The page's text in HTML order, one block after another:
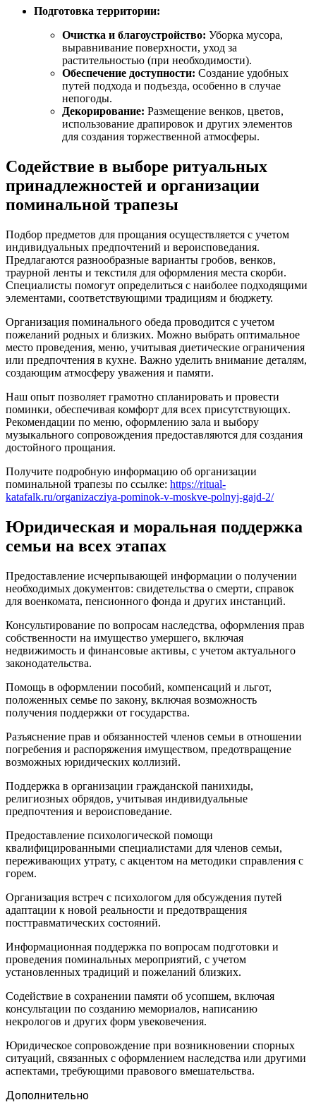
Подготовка территории:
Очистка и благоустройство: Уборка мусора,
выравнивание поверхности, уход за
растительностью (при необходимости).
Обеспечение доступности: Создание удобных
путей подхода и подъезда, особенно в случае
непогоды.
Декорирование: Размещение венков, цветов,
использование драпировок и других элементов
для создания торжественной атмосферы.
Содействие в выборе ритуальных
принадлежностей и организации
поминальной трапезы
Подбор предметов для прощания осуществляется с учетом
индивидуальных предпочтений и вероисповедания.
Предлагаются разнообразные варианты гробов, венков,
траурной ленты и текстиля для оформления места скорби.
Специалисты помогут определиться с наиболее подходящими
элементами, соответствующими традициям и бюджету.
Организация поминального обеда проводится с учетом
пожеланий родных и близких. Можно выбрать оптимальное
место проведения, меню, учитывая диетические ограничения
или предпочтения в кухне. Важно уделить внимание деталям,
создающим атмосферу уважения и памяти.
Наш опыт позволяет грамотно спланировать и провести
поминки, обеспечивая комфорт для всех присутствующих.
Рекомендации по меню, оформлению зала и выбору
музыкального сопровождения предоставляются для создания
достойного прощания.
Получите подробную информацию об организации
поминальной трапезы по ссылке: https://ritual-
katafalk.ru/organizacziya-pominok-v-moskve-polnyj-gajd-2/
Юридическая и моральная поддержка
семьи на всех этапах
Предоставление исчерпывающей информации о получении
необходимых документов: свидетельства о смерти, справок
для военкомата, пенсионного фонда и других инстанций.
Консультирование по вопросам наследства, оформления прав
собственности на имущество умершего, включая
недвижимость и финансовые активы, с учетом актуального
законодательства.
Помощь в оформлении пособий, компенсаций и льгот,
положенных семье по закону, включая возможность
получения поддержки от государства.
Разъяснение прав и обязанностей членов семьи в отношении
погребения и распоряжения имуществом, предотвращение
возможных юридических коллизий.
Поддержка в организации гражданской панихиды,
религиозных обрядов, учитывая индивидуальные
предпочтения и вероисповедание.
Предоставление психологической помощи
квалифицированными специалистами для членов семьи,
переживающих утрату, с акцентом на методики справления с
горем.
Организация встреч с психологом для обсуждения путей
адаптации к новой реальности и предотвращения
посттравматических состояний.
Информационная поддержка по вопросам подготовки и
проведения поминальных мероприятий, с учетом
установленных традиций и пожеланий близких.
Содействие в сохранении памяти об усопшем, включая
консультации по созданию мемориалов, написанию
некрологов и других форм увековечения.
Юридическое сопровождение при возникновении спорных
ситуаций, связанных с оформлением наследства или другими
аспектами, требующими правового вмешательства.
Дополнительно